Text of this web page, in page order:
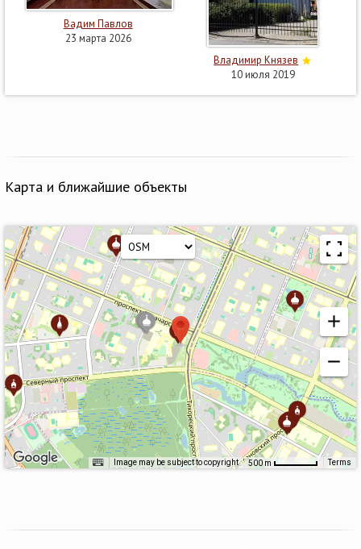
Вадим Павлов
23 марта 2026
Владимир Князев
10 июля 2019
Карта и ближайшие объекты
Image may be subject to copyright 500 m Terms